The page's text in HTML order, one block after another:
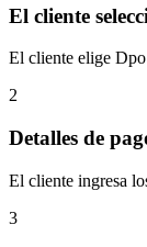
El cliente
El cliente elige
2
Detalles de
El cliente ingresa
3